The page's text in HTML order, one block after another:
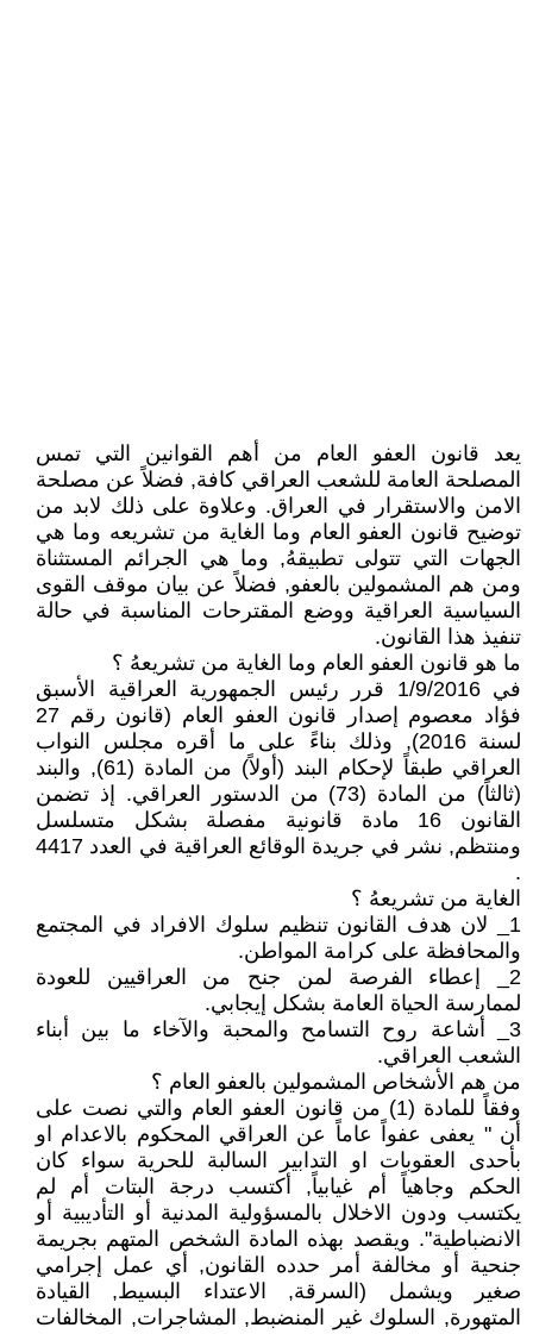
يعد قانون العفو العام من أهم القوانين التي تمس
المصلحة العامة للشعب العراقي كافة, فضلاً عن مصلحة
الامن والاستقرار في العراق. وعلاوة على ذلك لابد من
توضيح قانون العفو العام وما الغاية من تشريعه وما هي
الجهات التي تتولى تطبيقهُ, وما هي الجرائم المستثناة
ومن هم المشمولين بالعفو, فضلاً عن بيان موقف القوى
السياسية العراقية ووضع المقترحات المناسبة في حالة
تنفيذ هذا القانون.
ما هو قانون العفو العام وما الغاية من تشريعهُ ؟
في 1/9/2016 قرر رئيس الجمهورية العراقية الأسبق
فؤاد معصوم إصدار قانون العفو العام (قانون رقم 27
لسنة 2016), وذلك بناءً على ما أقره مجلس النواب
العراقي طبقاً لإحكام البند (أولاً) من المادة (61), والبند
(ثالثاً) من المادة (73) من الدستور العراقي. إذ تضمن
القانون 16 مادة قانونية مفصلة بشكل متسلسل
ومنتظم, نشر في جريدة الوقائع العراقية في العدد 4417
.
الغاية من تشريعهُ ؟
1_ لان هدف القانون تنظيم سلوك الافراد في المجتمع
والمحافظة على كرامة المواطن.
2_ إعطاء الفرصة لمن جنح من العراقيين للعودة
لممارسة الحياة العامة بشكل إيجابي.
3_ أشاعة روح التسامح والمحبة والآخاء ما بين أبناء
الشعب العراقي.
من هم الأشخاص المشمولين بالعفو العام ؟
وفقاً للمادة (1) من قانون العفو العام والتي نصت على
أن " يعفى عفواً عاماً عن العراقي المحكوم بالاعدام او
بأحدى العقوبات او التدابير السالبة للحرية سواء كان
الحكم وجاهياً أم غيابياً, أكتسب درجة البتات أم لم
يكتسب ودون الاخلال بالمسؤولية المدنية أو التأديبية أو
الانضباطية". ويقصد بهذه المادة الشخص المتهم بجريمة
جنحية أو مخالفة أمر حدده القانون, أي عمل إجرامي
صغير ويشمل (السرقة, الاعتداء البسيط, القيادة
المتهورة, السلوك غير المنضبط, المشاجرات, المخالفات